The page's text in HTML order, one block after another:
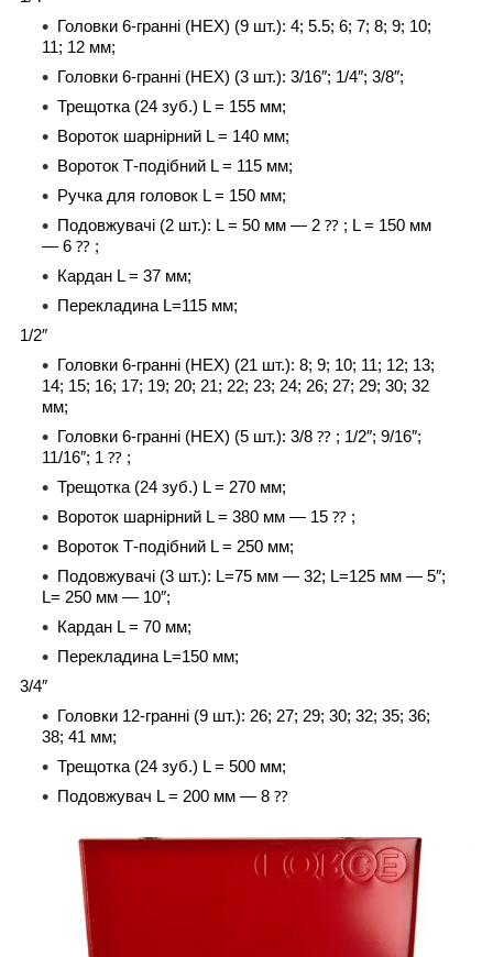
Головки 6-гранні (HEX) (9 шт.): 4; 5.5; 6; 7; 8; 9; 10;
11; 12 мм;
Головки 6-гранні (HEX) (3 шт.): 3/16″; 1/4″; 3/8″;
Трещотка (24 зуб.) L = 155 мм;
Вороток шарнірний L = 140 мм;
Вороток Т-подібний L = 115 мм;
Ручка для головок L = 150 мм;
Подовжувачі (2 шт.): L = 50 мм — 2 ⁇ ; L = 150 мм
— 6 ⁇ ;
Кардан L = 37 мм;
Перекладина L=115 мм;
1/2″
Головки 6-гранні (HEX) (21 шт.): 8; 9; 10; 11; 12; 13;
14; 15; 16; 17; 19; 20; 21; 22; 23; 24; 26; 27; 29; 30; 32
мм;
Головки 6-гранні (HEX) (5 шт.): 3/8 ⁇ ; 1/2″; 9/16″;
11/16″; 1 ⁇ ;
Трещотка (24 зуб.) L = 270 мм;
Вороток шарнірний L = 380 мм — 15 ⁇ ;
Вороток Т-подібний L = 250 мм;
Подовжувачі (3 шт.): L=75 мм — 32; L=125 мм — 5″;
L= 250 мм — 10″;
Кардан L = 70 мм;
Перекладина L=150 мм;
3/4″
Головки 12-гранні (9 шт.): 26; 27; 29; 30; 32; 35; 36;
38; 41 мм;
Трещотка (24 зуб.) L = 500 мм;
Подовжувач L = 200 мм — 8 ⁇